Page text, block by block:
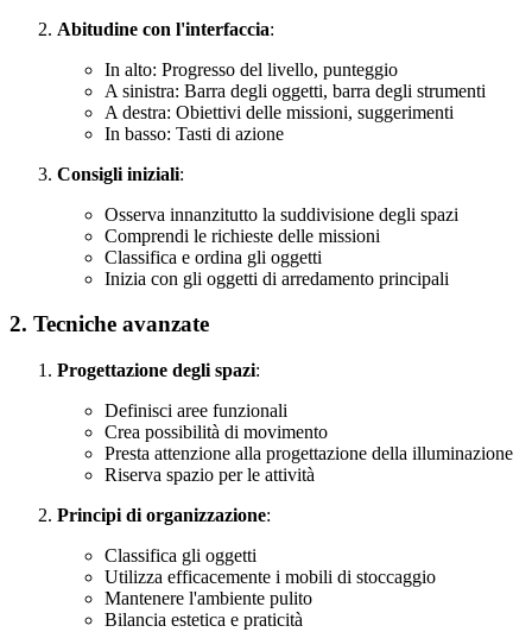
Abitudine con l'interfaccia:
In alto: Progresso del livello, punteggio
A sinistra: Barra degli oggetti, barra degli strumenti
A destra: Obiettivi delle missioni, suggerimenti
In basso: Tasti di azione
Consigli iniziali:
Osserva innanzitutto la suddivisione degli spazi
Comprendi le richieste delle missioni
Classifica e ordina gli oggetti
Inizia con gli oggetti di arredamento principali
2. Tecniche avanzate
Progettazione degli spazi:
Definisci aree funzionali
Crea possibilità di movimento
Presta attenzione alla progettazione della illuminazione
Riserva spazio per le attività
Principi di organizzazione:
Classifica gli oggetti
Utilizza efficacemente i mobili di stoccaggio
Mantenere l'ambiente pulito
Bilancia estetica e praticità